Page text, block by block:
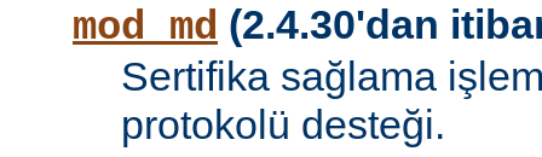
mod_md (2.4.30'dan
Sertifika sağlama
protokolü desteği.